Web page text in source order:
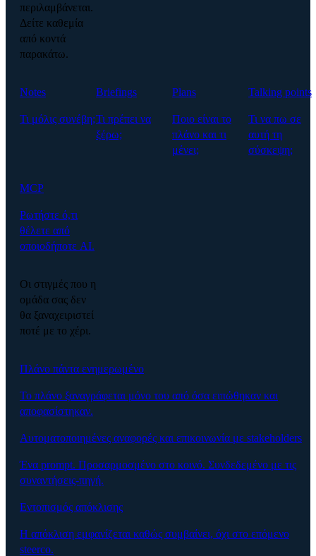
περιλαμβάνεται.
Δείτε καθεμία
από κοντά
παρακάτω.
Notes
Τι μόλις συνέβη;
Briefings
Τι πρέπει να
ξέρω;
Plans
Ποιο είναι το
πλάνο και τι
μένει;
Talking points
Τι να πω σε
αυτή τη
σύσκεψη;
MCP
Ρωτήστε ό,τι
θέλετε από
οποιοδήποτε AI.
Οι στιγμές που η
ομάδα σας δεν
θα ξαναχειριστεί
ποτέ με το χέρι.
Πλάνο πάντα ενημερωμένο
Το πλάνο ξαναγράφεται μόνο του από όσα ειπώθηκαν και
αποφασίστηκαν.
Αυτοματοποιημένες αναφορές και επικοινωνία με stakeholders
Ένα prompt. Προσαρμοσμένο στο κοινό. Συνδεδεμένο με τις
συναντήσεις-πηγή.
Εντοπισμός απόκλισης
Η απόκλιση εμφανίζεται καθώς συμβαίνει, όχι στο επόμενο
steerco.